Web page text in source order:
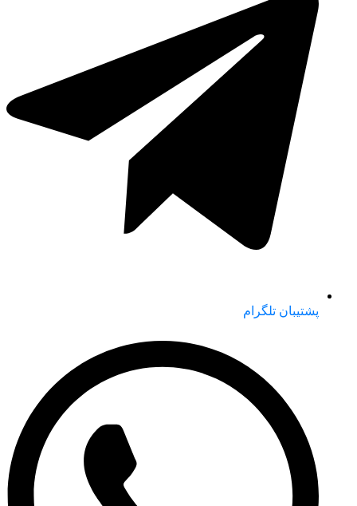
پشتیبان تلگرام